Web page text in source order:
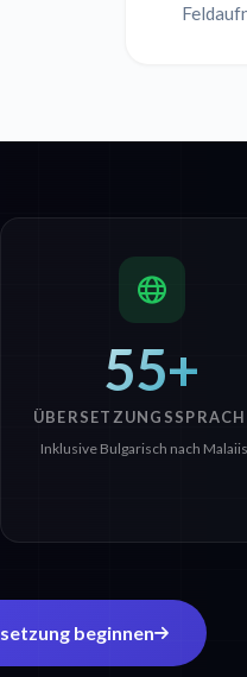
55+
Inklusive Bulgarisch nach
beginnen